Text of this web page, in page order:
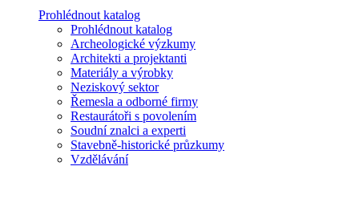
Prohlédnout katalog
Prohlédnout katalog
Archeologické výzkumy
Architekti a projektanti
Materiály a výrobky
Neziskový sektor
Řemesla a odborné firmy
Restaurátoři s povolením
Soudní znalci a experti
Stavebně-historické průzkumy
Vzdělávání